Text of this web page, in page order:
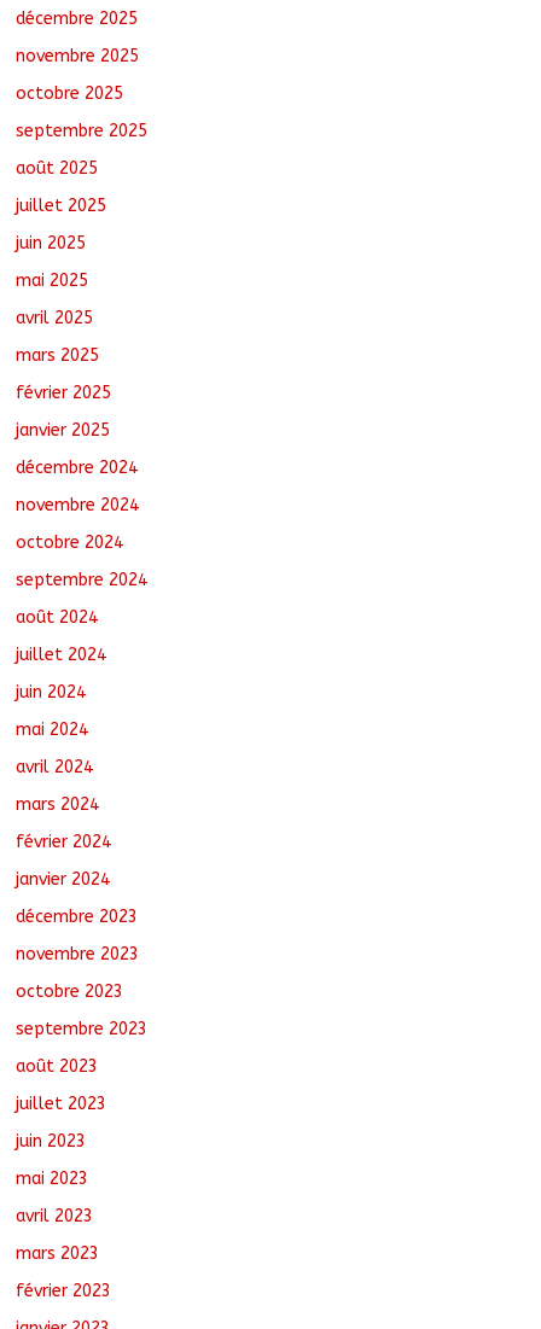
décembre 2025
novembre 2025
octobre 2025
septembre 2025
août 2025
juillet 2025
juin 2025
mai 2025
avril 2025
mars 2025
février 2025
janvier 2025
décembre 2024
novembre 2024
octobre 2024
septembre 2024
août 2024
juillet 2024
juin 2024
mai 2024
avril 2024
mars 2024
février 2024
janvier 2024
décembre 2023
novembre 2023
octobre 2023
septembre 2023
août 2023
juillet 2023
juin 2023
mai 2023
avril 2023
mars 2023
février 2023